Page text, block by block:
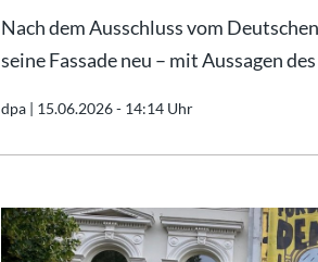
Nach dem Ausschluss vom
seine Fassade neu – mit Aussagen
dpa | 15.06.2026 - 14:14 Uhr